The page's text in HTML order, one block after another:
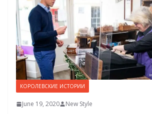
КОРОЛЕВСКИЕ ИСТОРИИ
June 19, 2020 New Style